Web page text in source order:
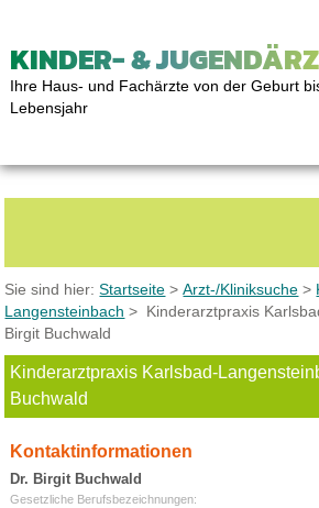
KINDER- &
Ihre Haus- und Fachärzte von der Geburt
Lebensjahr
Sie sind hier:Startseite >Arzt-/Kliniksuche >
Langensteinbach > Kinderarztpraxis
Birgit Buchwald
Kinderarztpraxis Karlsbad-
Buchwald
Kontaktinformationen
Dr. Birgit Buchwald
Gesetzliche Berufsbezeichnungen: